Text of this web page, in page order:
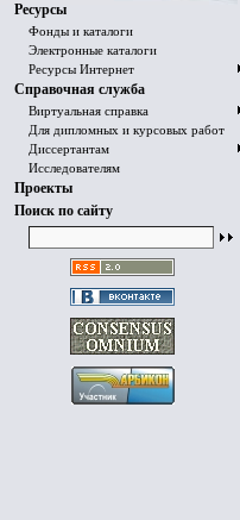
Ресурсы
Фонды и каталоги
Электронные каталоги
Ресурсы Интернет
Справочная служба
Виртуальная справка
Для дипломных и курсовых работ
Диссертантам
Исследователям
Проекты
Поиск по сайту